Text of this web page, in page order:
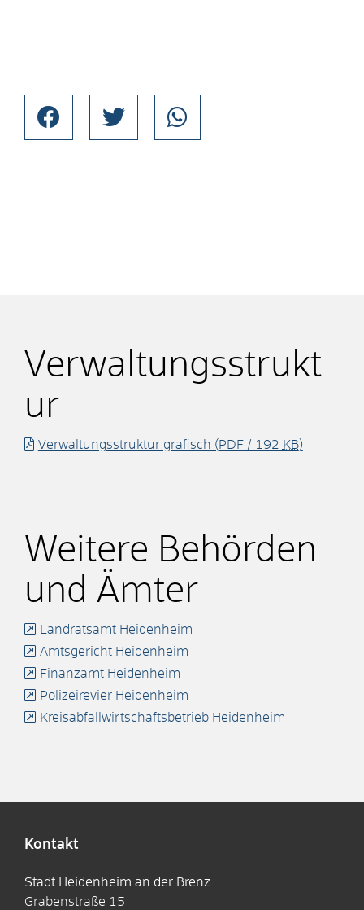
Verwaltungsstrukt
ur
Verwaltungsstruktur grafisch (PDF / 192 KB)
Weitere Behörden
und Ämter
Landratsamt Heidenheim
Amtsgericht Heidenheim
Finanzamt Heidenheim
Polizeirevier Heidenheim
Kreisabfallwirtschaftsbetrieb Heidenheim
Kontakt
Stadt Heidenheim an der Brenz
Grabenstraße 15